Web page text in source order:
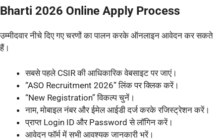
Bharti 2026 Online Apply Process
उम्मीदवार नीचे दिए गए चरणों का पालन करके ऑनलाइन आवेदन कर सकते
हैं।
सबसे पहले CSIR की आधिकारिक वेबसाइट पर जाएं।
“ASO Recruitment 2026” लिंक पर क्लिक करें।
“New Registration” विकल्प चुनें।
नाम, मोबाइल नंबर और ईमेल आईडी दर्ज करके रजिस्ट्रेशन करें।
प्राप्त Login ID और Password से लॉगिन करें।
आवेदन फॉर्म में सभी आवश्यक जानकारी भरें।